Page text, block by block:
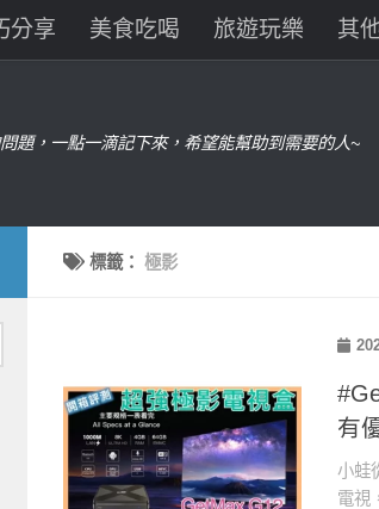
分享 美食吃喝 旅遊玩樂 其
題，一點一滴記下來，希望能幫助到需要的人~
標籤：極影
有
小蛙
電視